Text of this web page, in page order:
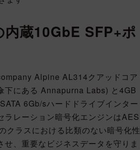
蔵10GbE SFP+ポ
Alpine AL314クアッドコア
にある Annapurna Labs) と4GB
6Gb/sハードドライブインター
ラレーション暗号化エンジンはAES
クラスにおける比類のない暗号化性
、重要なビジネスデータを守りま